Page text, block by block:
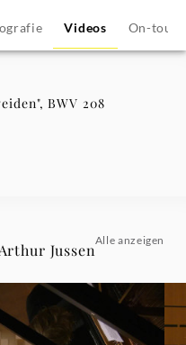
Videos On-tour
BWV 208
Jussen
Alle anzeigen